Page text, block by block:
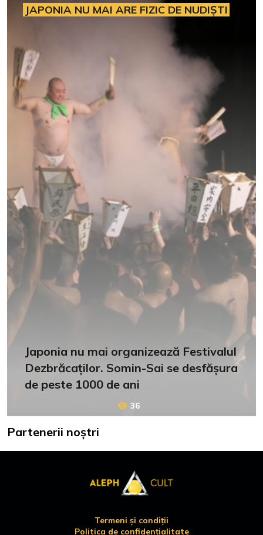
JAPONIA NU MAI ARE FIZIC DE NUDIȘTI
Japonia nu mai organizează Festivalul
Dezbrăcaților. Somin-Sai se desfășura
de peste 1000 de ani
36
Partenerii noștri
Termeni și condiții
Politica de confidențialitate